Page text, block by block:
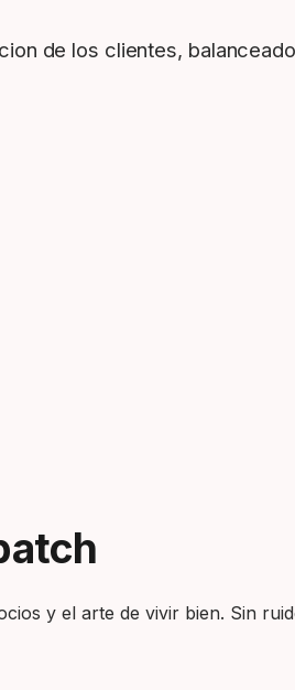
de los clientes,
y el arte de vivir bien. Sin